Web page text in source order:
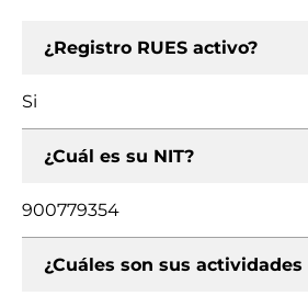
¿Registro RUES activo?
Si
¿Cuál es su NIT?
900779354
¿Cuáles son sus